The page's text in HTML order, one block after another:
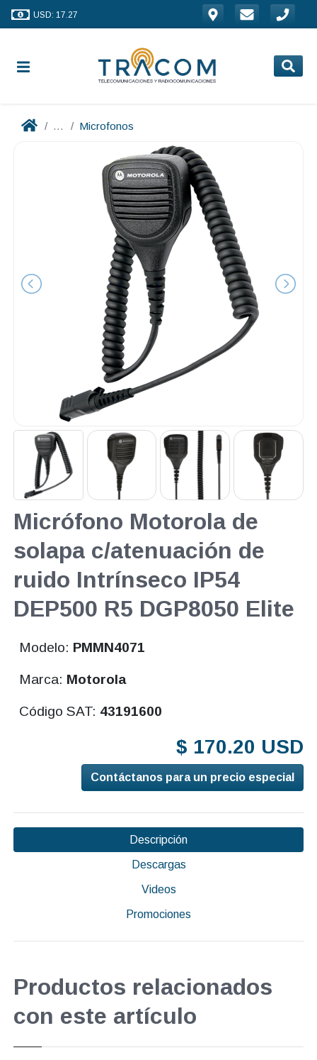
USD: 17.27
... Microfonos
Micrófono Motorola de
solapa c/atenuación de
ruido Intrínseco IP54
DEP500 R5 DGP8050 Elite
Modelo: PMMN4071
Marca: Motorola
Código SAT: 43191600
$ 170.20 USD
Contáctanos para un precio especial
Descripción
Descargas
Videos
Promociones
Productos relacionados
con este artículo